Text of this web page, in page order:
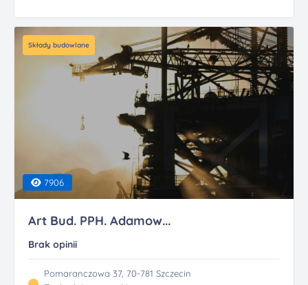
Składy budowlane
7906
Art Bud. PPH. Adamow...
Brak opinii
Pomaranczowa 37, 70-781 Szczecin